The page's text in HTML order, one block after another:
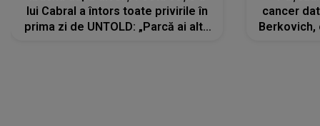
lui Cabral a întors toate privirile în
prima zi de UNTOLD: „Parcă ai altă
cancer
Berkovich,